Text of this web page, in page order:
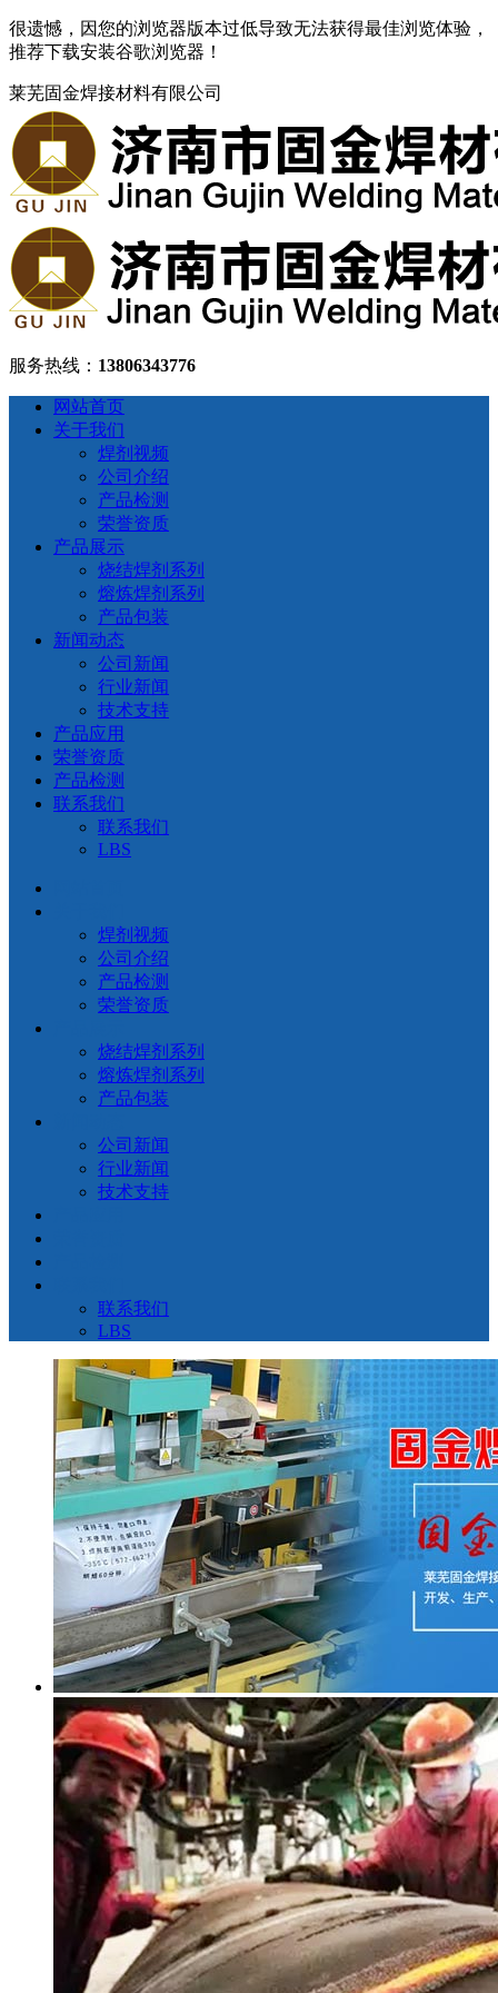
很遗憾，因您的浏览器版本过低导致无法获得最佳浏览体验，
推荐下载安装谷歌浏览器！
莱芜固金焊接材料有限公司
服务热线： 13806343776
网站首页
关于我们
焊剂视频
公司介绍
产品检测
荣誉资质
产品展示
烧结焊剂系列
熔炼焊剂系列
产品包装
新闻动态
公司新闻
行业新闻
技术支持
产品应用
荣誉资质
产品检测
联系我们
联系我们
LBS
焊剂视频
公司介绍
产品检测
荣誉资质
烧结焊剂系列
熔炼焊剂系列
产品包装
公司新闻
行业新闻
技术支持
联系我们
LBS